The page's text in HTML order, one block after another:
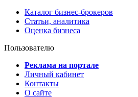
Каталог бизнес-брокеров
Статьи, аналитика
Оценка бизнеса
Пользователю
Реклама на портале
Личный кабинет
Контакты
О сайте